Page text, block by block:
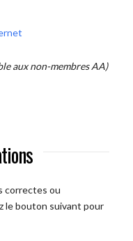
aux non-membres AA)
correctes ou
le bouton suivant pour